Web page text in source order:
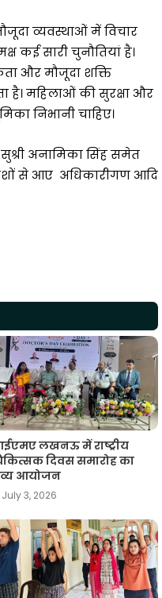
व्यवस्थाओं में विचार
कई सारी चुनौतियां है।
और मौजूदा शक्ति
महिलाओं की सुरक्षा और
निभानी चाहिए।
अनामिका सिंह समेत
से आए अधिकारीगण आदि
लखनऊ में राष्ट्रीय
दिवस समारोह का
आयोजन
July 3, 2026